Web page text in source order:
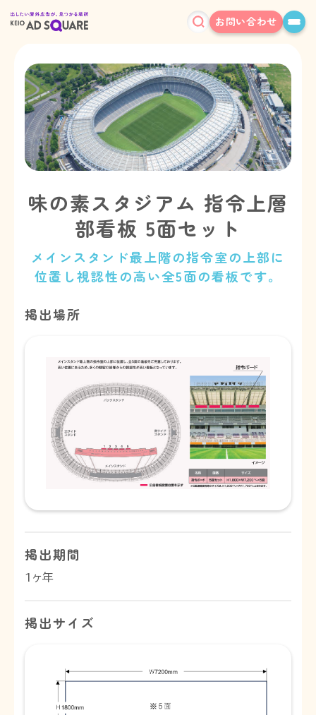
お問い合わせ
味の素スタジアム 指令上層
部看板 5面セット
メインスタンド最上階の指令室の上部に
位置し視認性の高い全5面の看板です。
掲出場所
掲出期間
1ヶ年
掲出サイズ